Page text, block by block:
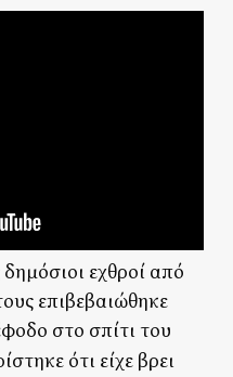
εχθροί από
επιβεβαιώθηκε
στο σπίτι του
ότι είχε βρει